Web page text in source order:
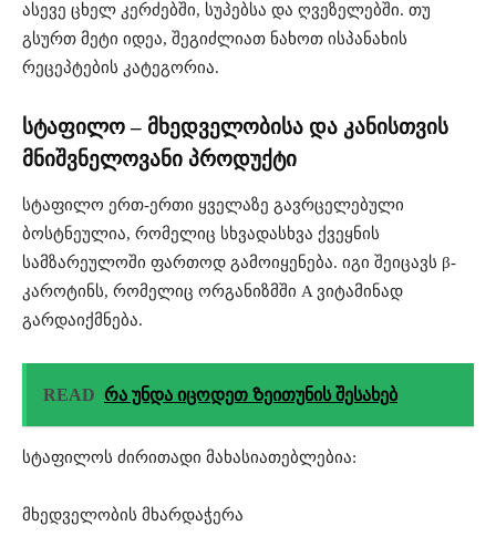
ასევე ცხელ კერძებში, სუპებსა და ღვეზელებში. თუ
გსურთ მეტი იდეა, შეგიძლიათ ნახოთ ისპანახის
რეცეპტების კატეგორია.
სტაფილო – მხედველობისა და კანისთვის
მნიშვნელოვანი პროდუქტი
სტაფილო ერთ-ერთი ყველაზე გავრცელებული
ბოსტნეულია, რომელიც სხვადასხვა ქვეყნის
სამზარეულოში ფართოდ გამოიყენება. იგი შეიცავს β-
კაროტინს, რომელიც ორგანიზმში A ვიტამინად
გარდაიქმნება.
READ რა უნდა იცოდეთ Ზეითუნის შესახებ
სტაფილოს ძირითადი მახასიათებლებია:
მხედველობის მხარდაჭერა